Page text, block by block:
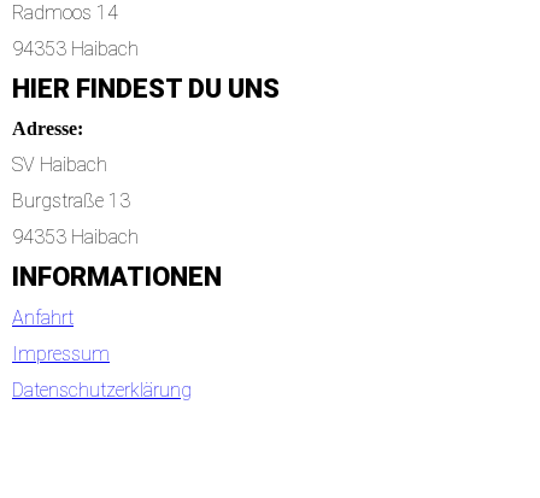
Radmoos 14
94353 Haibach
HIER FINDEST DU UNS
Adresse:
SV Haibach
Burgstraße 13
94353 Haibach
INFORMATIONEN
Anfahrt
Impressum
Datenschutzerklärung